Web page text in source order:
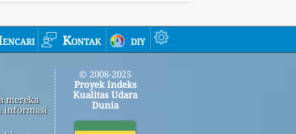
Kontak diy
mereka
informasi
© 2008-2025
Proyek Indeks
Kualitas Udara
Dunia